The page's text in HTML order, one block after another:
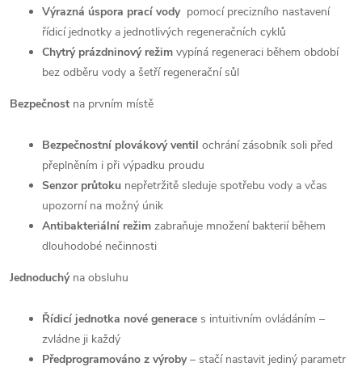
Výrazná úspora prací vodypomocí precizního nastavení
řídicí jednotky a jednotlivých regeneračních cyklů
Chytrý prázdninový režim vypíná regeneraci během období
bez odběru vody a šetří regenerační sůl
Bezpečnost na prvním místě
Bezpečnostní plovákový ventil ochrání zásobník soli před
přeplněním i při výpadku proudu
Senzor průtoku nepřetržitě sleduje spotřebu vody a včas
upozorní na možný únik
Antibakteriální režim zabraňuje množení bakterií během
dlouhodobé nečinnosti
Jednoduchýna obsluhu
Řídicí jednotka nové generace s intuitivním ovládáním –
zvládne ji každý
Předprogramováno z výroby– stačí nastavit jediný parametr